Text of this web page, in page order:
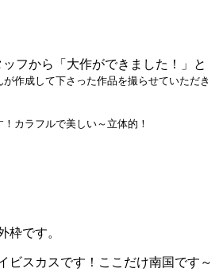
フから「大作ができました！」と
作成して下さった作品を撮らせていただき
カラフルで美しい～立体的！
枠です。
ビスカスです！ここだけ南国です～